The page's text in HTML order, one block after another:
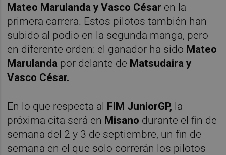
Mateo Marulanda y Vasco César en la
primera carrera. Estos pilotos también han
subido al podio en la segunda manga, pero
en diferente orden: el ganador ha sido Mateo
Marulanda por delante de Matsudaira y
Vasco César.
En lo que respecta al FIM JuniorGP, la
próxima cita será en Misano durante el fin de
semana del 2 y 3 de septiembre, un fin de
semana en el que solo correrán los pilotos